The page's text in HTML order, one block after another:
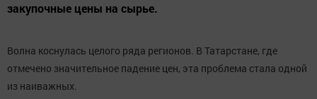
закупочные цены на сырье.
Волна коснулась целого ряда регионов. В Татарстане, где
отмечено значительное падение цен, эта проблема стала одной
из наиважных.